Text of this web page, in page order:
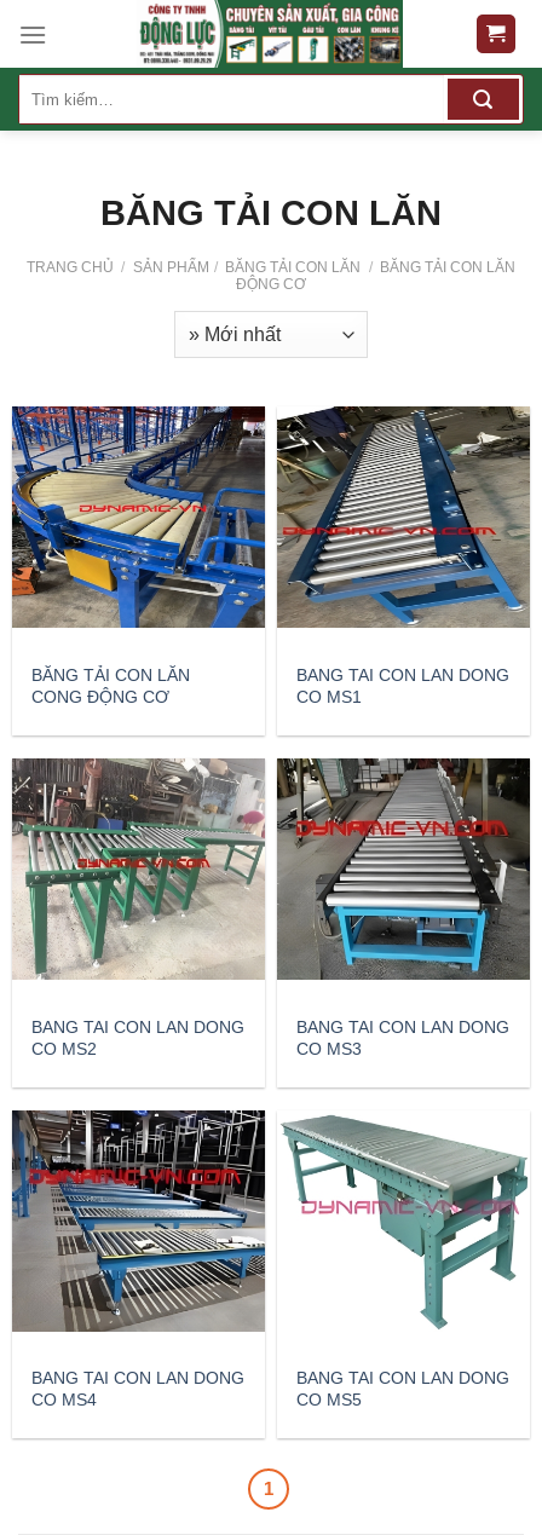
content
kiếm:
BĂNG TẢI CON LĂN
TRANG CHỦ / SẢN PHẨM / BĂNG TẢI CON LĂN / BĂNG TẢI CON LĂN
ĐỘNG CƠ
BĂNG TẢI CON LĂN
CONG ĐỘNG CƠ
BANG TAI CON LAN DONG
CO MS1
BANG TAI CON LAN DONG
CO MS2
BANG TAI CON LAN DONG
CO MS3
BANG TAI CON LAN DONG
CO MS4
BANG TAI CON LAN DONG
CO MS5
1